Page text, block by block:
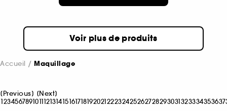
Voir plus de produits
Accueil Maquillage
[Previous] [Next]
12345678910111213141516171819202122232425262728293031323334353637